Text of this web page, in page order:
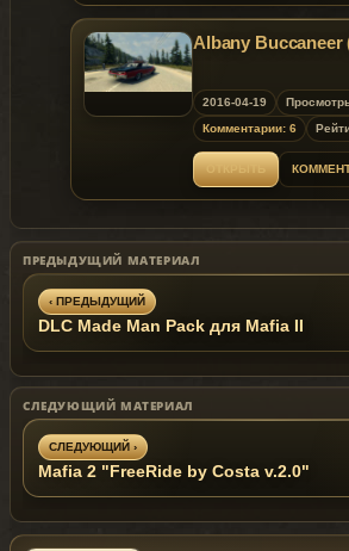
Albany Buccaneer
2016-04-19
Комментарии: 6
ПРЕДЫДУЩИЙ МАТЕРИАЛ
‹ ПРЕДЫДУЩИЙ
DLC Made Man Pack для Mafia II
СЛЕДУЮЩИЙ МАТЕРИАЛ
СЛЕДУЮЩИЙ ›
Mafia 2 "FreeRide by Costa v.2.0"